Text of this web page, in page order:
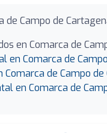
de Campo de
en Comarca de
en Comarca de
de Campo
en Comarca de